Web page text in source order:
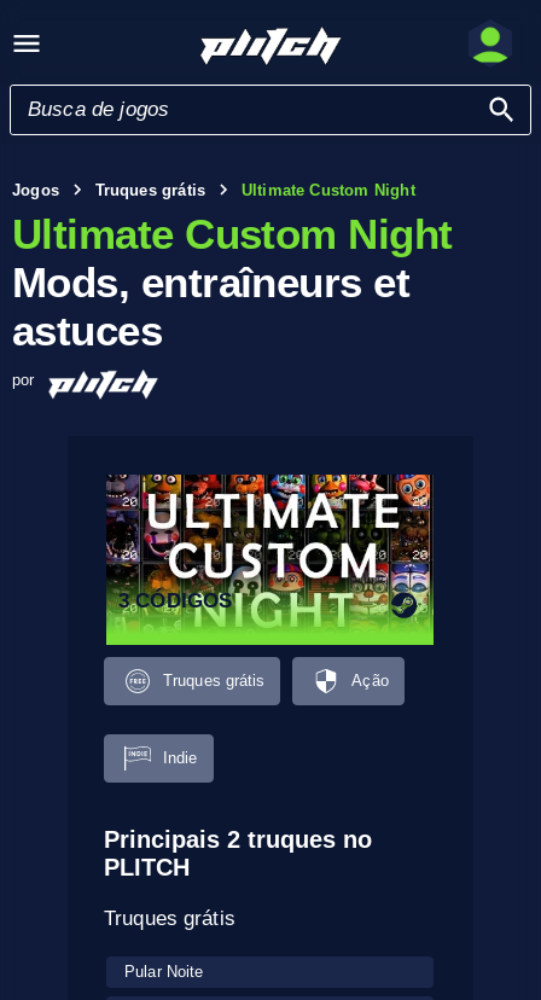
Jogos Truques grátis Ultimate Custom Night
Ultimate Custom Night
Mods, entraîneurs et
astuces
por
3 CÓDIGOS
Truques grátis Ação
Indie
Principais 2 truques no
PLITCH
Truques grátis
Pular Noite